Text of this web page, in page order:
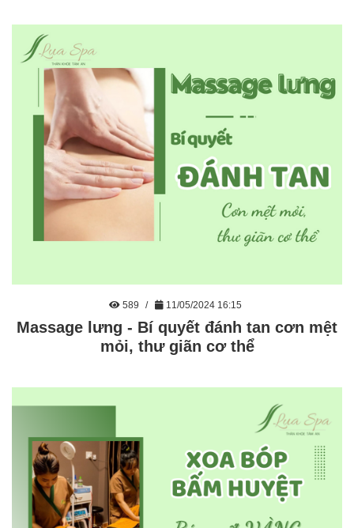
589 11/05/2024 16:15
Massage lưng - Bí quyết đánh tan cơn mệt
mỏi, thư giãn cơ thể